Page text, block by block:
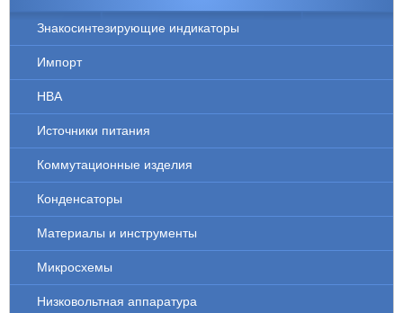
Знакосинтезирующие индикаторы
Импорт
НВА
Источники питания
Коммутационные изделия
Конденсаторы
Материалы и инструменты
Микросхемы
Низковольтная аппаратура